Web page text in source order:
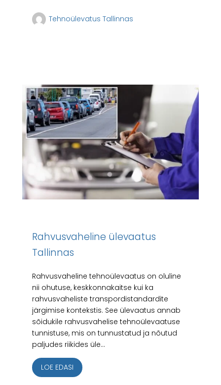
Tehnoülevatus Tallinnas
Rahvusvaheline ülevaatus
Tallinnas
Rahvusvaheline tehnoülevaatus on oluline
nii ohutuse, keskkonnakaitse kui ka
rahvusvaheliste transpordistandardite
järgimise kontekstis. See ülevaatus annab
sõidukile rahvusvahelise tehnoülevaatuse
tunnistuse, mis on tunnustatud ja nõutud
paljudes riikides üle...
LOE EDASI